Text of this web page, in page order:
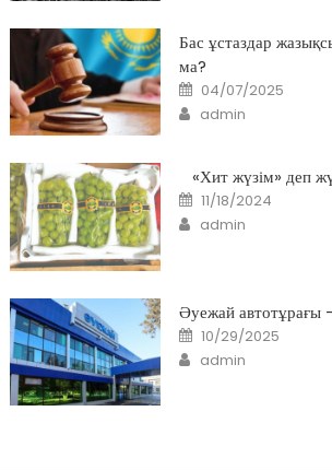
Бас ұстаздар
ма?
Posted
on
04/07/2025
Author
admin
«Хит жүзім» деп
Posted
on
11/18/2024
Author
admin
Әуежай автотұрағы
Posted
on
10/29/2025
Author
admin